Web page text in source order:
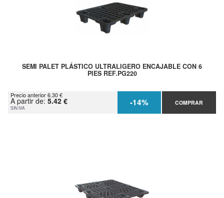
SEMI PALET PLÁSTICO ULTRALIGERO ENCAJABLE CON 6
PIES REF.PG220
Precio anterior 6.30 €
A partir de: 5.42 €
SIN IVA -14% COMPRAR